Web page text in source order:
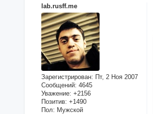
lab.rusff.me
Зарегистрирован: Пт, 2 Ноя 2007
Сообщений: 4645
Уважение: +2156
Позитив: +1490
Пол: Мужской